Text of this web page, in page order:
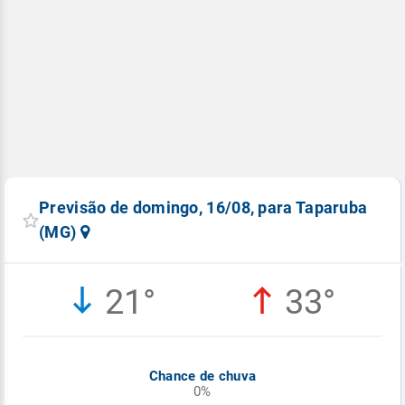
Previsão de domingo, 16/08, para Taparuba
(MG)
21° 33°
Chance de chuva
0%